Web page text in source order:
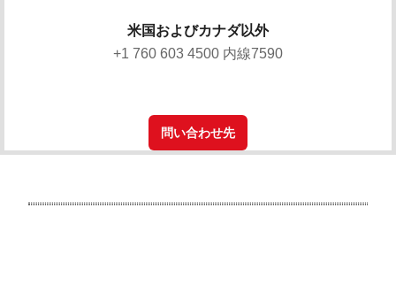
米国およびカナダ以外
+1 760 603 4500 内線7590
問い合わせ先